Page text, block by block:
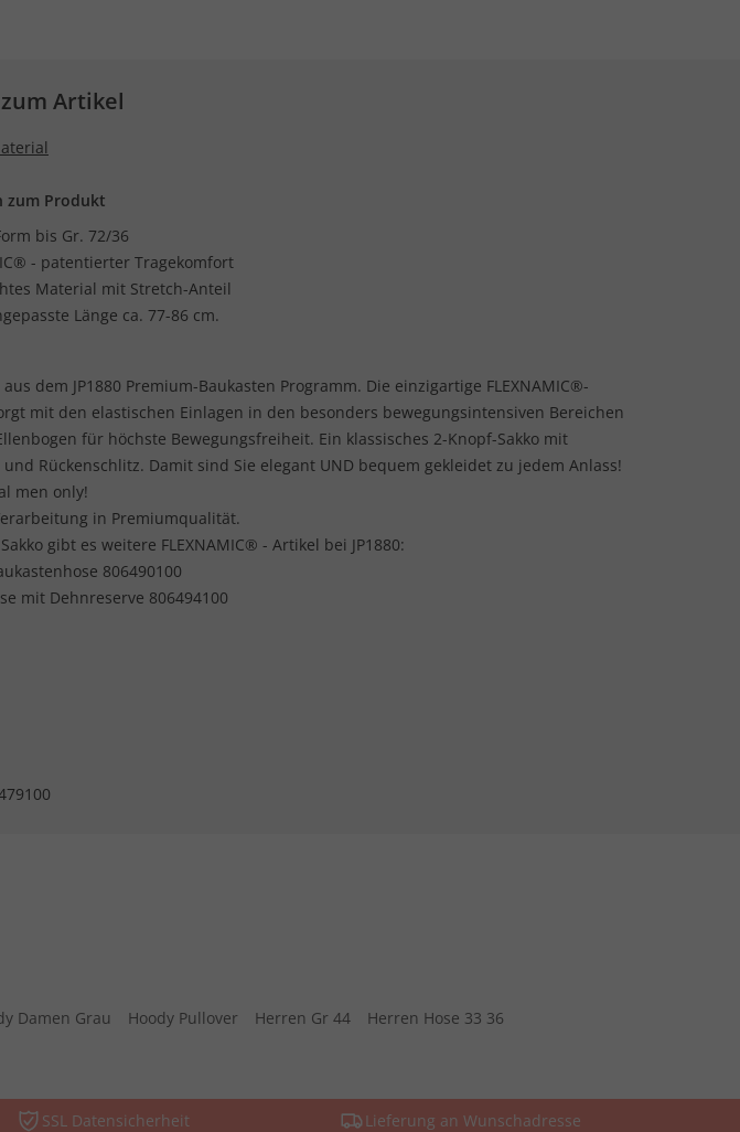
Artikel
zum Produkt
bis Gr. 72/36
- patentierter Tragekomfort
Material mit Stretch-Anteil
Länge ca. 77-86 cm.
aus dem JP1880 Premium-Baukasten Programm. Die einzigartige FLEXNAMIC®-
mit den elastischen Einlagen in den besonders bewegungsintensiven Bereichen
für höchste Bewegungsfreiheit. Ein klassisches 2-Knopf-Sakko mit
Rückenschlitz. Damit sind Sie elegant UND bequem gekleidet zu jedem Anlass!
men only!
in Premiumqualität.
gibt es weitere FLEXNAMIC® - Artikel bei JP1880:
806490100
mit Dehnreserve 806494100
Damen Grau Hoody Pullover Herren Gr 44
Herren Hose 33 36
SSL Datensicherheit Lieferung an Wunschadresse